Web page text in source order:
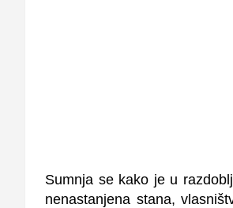
Sumnja se kako je u
nenastanjena stana,